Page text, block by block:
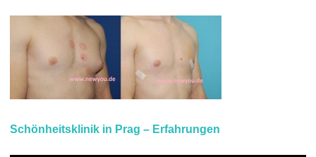
Schönheitsklinik in Prag – Erfahrungen